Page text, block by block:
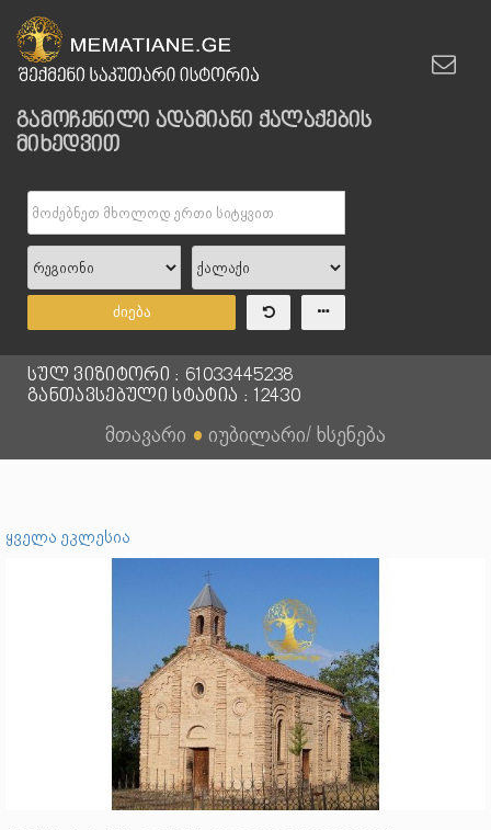
გამოჩენილი ადამიანი ქალაქების
მიხედვით
ძიება
სულ ვიზიტორი : 61033445238
განთავსებული სტატია : 12430
მთავარი ● იუბილარი/ ხსენება
ყველა ეკლესია